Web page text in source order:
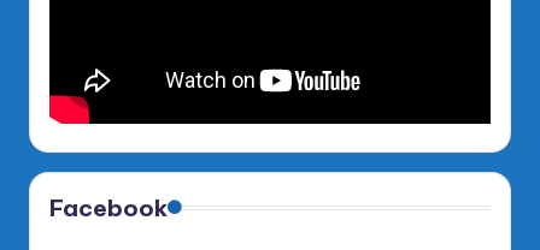
Facebook